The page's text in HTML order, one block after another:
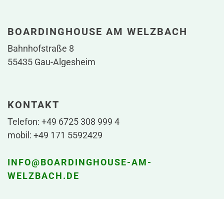
BOARDINGHOUSE AM WELZBACH
Bahnhofstraße 8
55435 Gau-Algesheim
KONTAKT
Telefon: +49 6725 308 999 4
mobil: +49 171 5592429
INFO@BOARDINGHOUSE-AM-
WELZBACH.DE